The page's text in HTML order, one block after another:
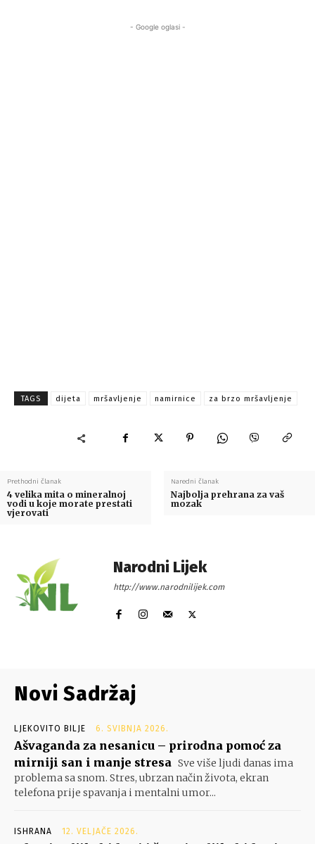
- Google oglasi -
TAGS dijeta mršavljenje namirnice za brzo mršavljenje
Prethodni članak
4 velika mita o mineralnoj
vodi u koje morate prestati
vjerovati
Naredni članak
Najbolja prehrana za vaš
mozak
Narodni Lijek
http://www.narodnilijek.com
Novi Sadržaj
LJEKOVITO BILJE 6. SVIBNJA 2026.
Ašvaganda za nesanicu – prirodna pomoć za
mirniji san i manje stresa Sve više ljudi danas ima
problema sa snom. Stres, ubrzan način života, ekran
telefona prije spavanja i mentalni umor...
ISHRANA 12. VELJAČE 2026.